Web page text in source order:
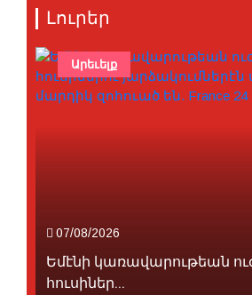
Լուրեր
07/08/2026
Եմէնի կառավարութեան
հուսիներ...
Արեւելք